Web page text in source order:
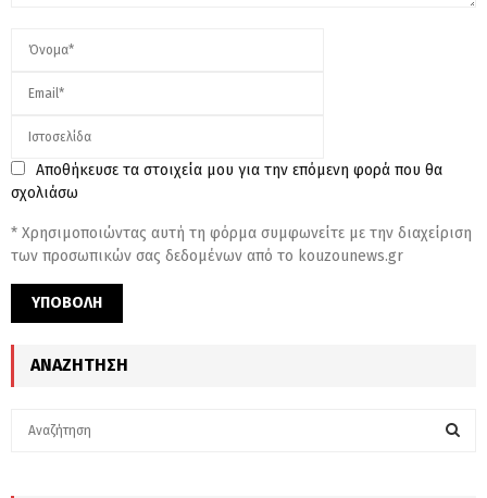
Αποθήκευσε τα στοιχεία μου για την επόμενη φορά που θα
σχολιάσω
* Χρησιμοποιώντας αυτή τη φόρμα συμφωνείτε με την διαχείριση
των προσωπικών σας δεδομένων από το kouzounews.gr
ΑΝΑΖΉΤΗΣΗ